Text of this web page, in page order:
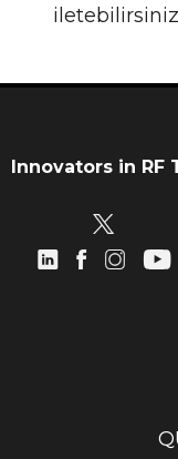
Innovators in